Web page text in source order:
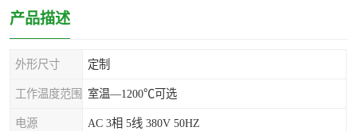
产品描述
外形尺寸 定制
工作温度范围 室温—1200℃可选
电源 AC 3相 5线 380V 50HZ